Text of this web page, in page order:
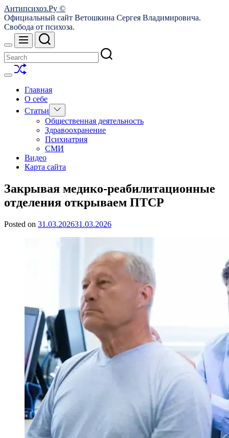
Skip
to
content
Антипсихоз.Ру ©
Официальный сайт Ветошкина Сергея Владимировича.
Свобода от психоза.
Switch
color
mode
Menu Search
Switch
mode
Shuffle
Главная
О себе
Статьи
Show
sub
menu
Общественная деятельность
Здравоохранение
Психиатрия
СМИ
Видео
Карта сайта
Закрывая медико-реабилитационные
отделения открываем ПТСР
Posted on 31.03.202631.03.2026